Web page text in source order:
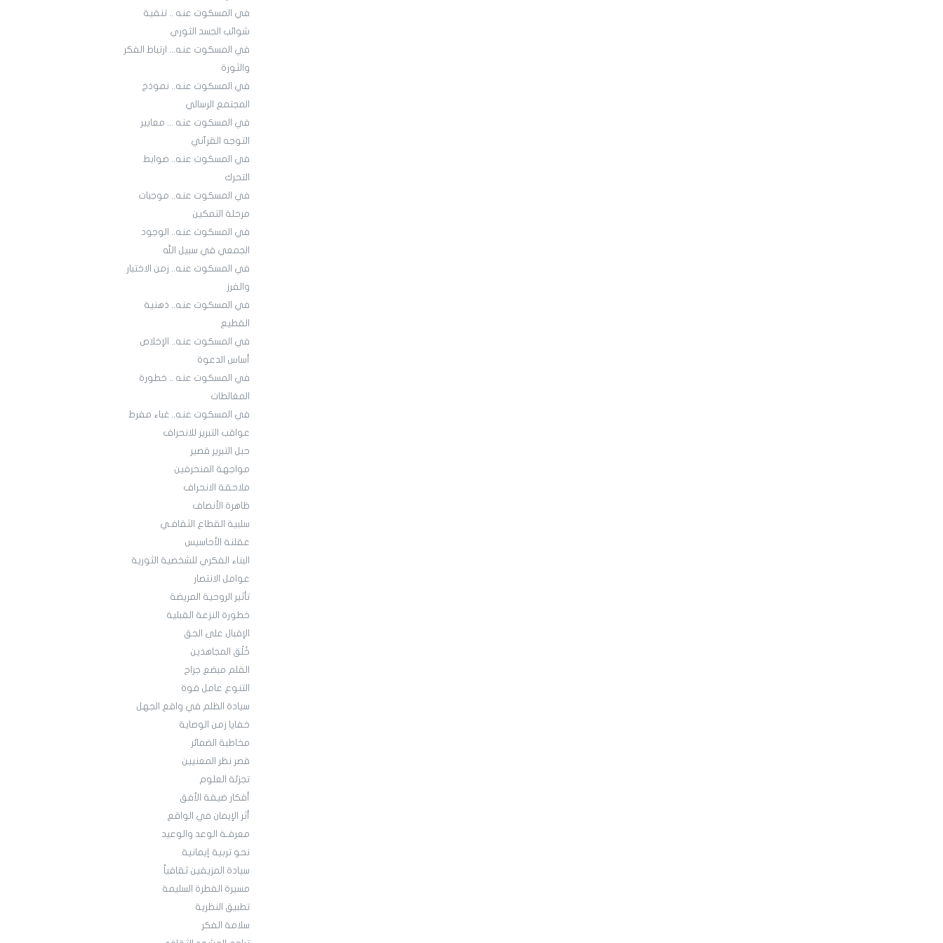
في المسكوت عنه .. تنقية
شوائب الجسد الثوري
في المسكوت عنه... ارتباط الفكر
والثورة
في المسكوت عنه.. نموذج
المجتمع الرسالي
في المسكوت عنه ... معايير
التوجه القرآني
في المسكوت عنه.. ضوابط
التحرك
في المسكوت عنه.. موجبات
مرحلة التمكين
في المسكوت عنه.. الوجود
الجمعي في سبيل الله
في المسكوت عنه.. زمن الاختبار
والفرز
في المسكوت عنه.. ذهنية
القطيع
في المسكوت عنه.. الإخلاص
أساس الدعوة
في المسكوت عنه .. خطورة
المغالطات
في المسكوت عنه.. غباء مفرط
عواقب التبرير للانحراف
حبل التبرير قصير
مواجهة المنحرفين
ملاحقة الانحراف
ظاهرة الأنصاف
سلبية القطاع الثقافـي
عقلنة الأحاسيس
البناء الفكري للشخصية الثورية
عوامل الانتصار
تأثير الروحية المريضة
خطورة النزعة القبلية
الإقبال على الحق
خُلُق المجاهدين
القلم مبضع جراح
التنوع عامل قوة
سيادة الظلم في واقع الجهل
خفايا زمن الوصاية
مخاطبة الضمائر
قصر نظر المعنيين
تجزئة العلوم
أفكار ضيقة الأفق
أثر الإيمان في الواقع
معرفـة الوعد والوعيد
نحو تربية إيمانية
سيادة المزيفين ثقافياً
مسيرة الفطرة السليمة
تطبيق النظرية
سلامة الفكر